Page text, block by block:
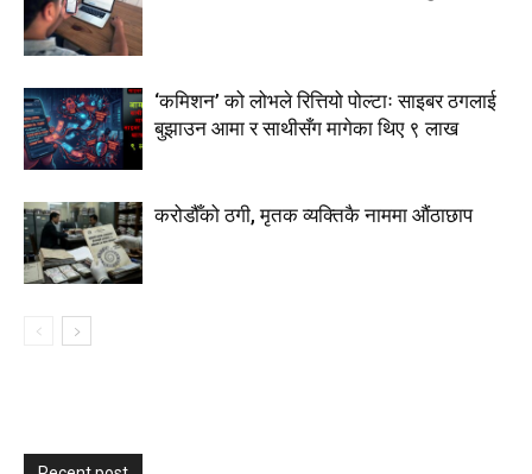
‘कमिशन’ को लोभले रित्तियो पोल्टाः साइबर ठगलाई
बुझाउन आमा र साथीसँग मागेका थिए ९ लाख
करोडौँको ठगी, मृतक व्यक्तिकै नाममा औंठाछाप